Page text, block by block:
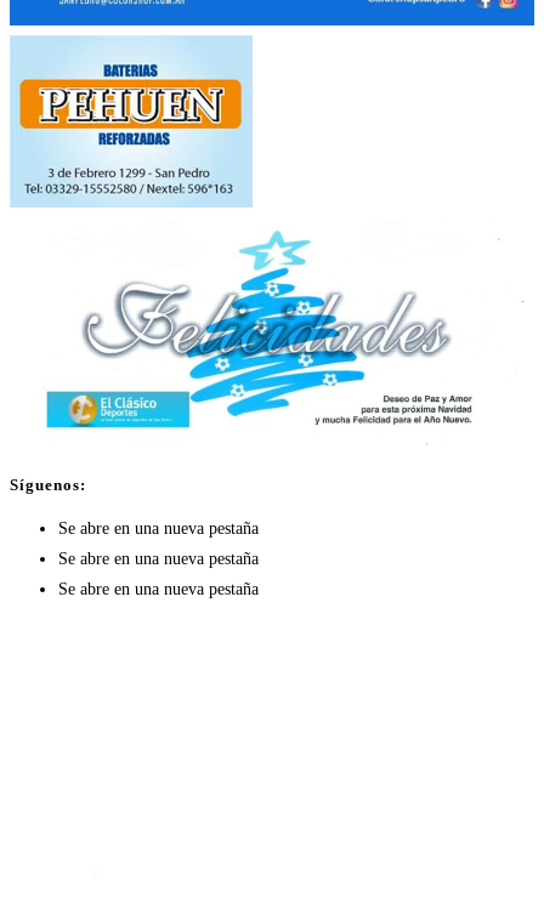
Síguenos:
Se abre en una nueva pestaña
Se abre en una nueva pestaña
Se abre en una nueva pestaña